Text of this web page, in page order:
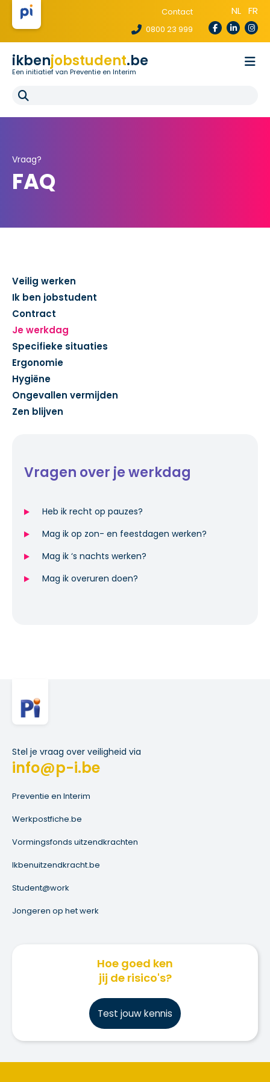
Contact
0800 23 999
NL FR
ikbenjobstudent.be
Een initiatief van Preventie en Interim
Voor uitzendbureaus
Vraag?
FAQ
Veilig werken
Ik ben jobstudent
Contract
Je werkdag
Specifieke situaties
Ergonomie
Hygiëne
Ongevallen vermijden
Zen blijven
Vragen over je werkdag
Heb ik recht op pauzes?
Mag ik op zon- en feestdagen werken?
Mag ik ‘s nachts werken?
Mag ik overuren doen?
Stel je vraag over veiligheid via
info@p-i.be
Preventie en Interim
Werkpostfiche.be
Vormingsfonds uitzendkrachten
Ikbenuitzendkracht.be
Student@work
Jongeren op het werk
Hoe goed ken
jij de risico's?
Test jouw kennis